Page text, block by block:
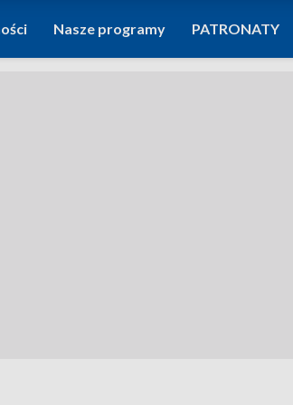
Nasze programy PATRONATY